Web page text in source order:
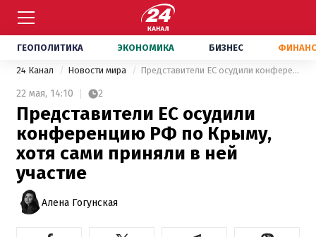
ГЕОПОЛИТИКА ЭКОНОМИКА БИЗНЕС
24 Канал Новости мира Представители ЕС осудили конференцию РФ по Крыму, хотя сами приняли в ней участие
22 мая, 14:10 2
Представители ЕС осудили
конференцию РФ по Крыму,
хотя сами приняли в ней
участие
Алена Гогунская